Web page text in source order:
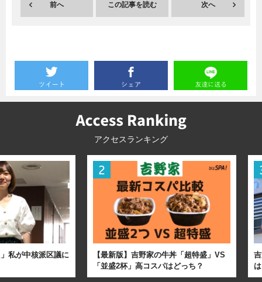
連載一覧
前へ この記事を読む 次へ
アクセスランキング
私が中核派区議に
【最新版】吉野家の牛丼「超特盛」VS
「並盛2杯」高コスパはどっち？